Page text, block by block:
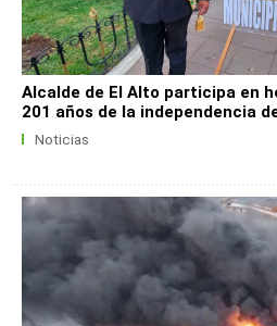
Alcalde de El Alto participa en
201 años de la independencia
Noticias